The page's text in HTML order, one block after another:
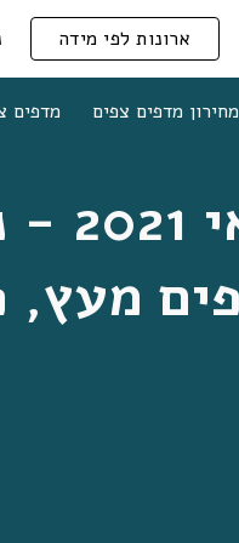
Skip to navigation
ארונות לפי מידה
מדפים מחירון מדפים צפים